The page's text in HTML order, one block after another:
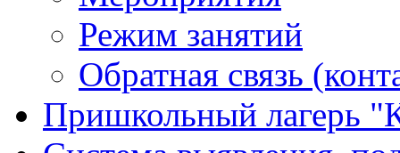
Режим занятий
Обратная связь
Пришкольный лагерь